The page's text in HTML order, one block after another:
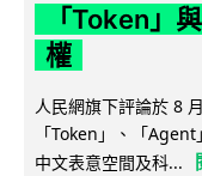
「Token」
權
人民網旗下評論於 8
「Token」、「
中文表意空間及科...